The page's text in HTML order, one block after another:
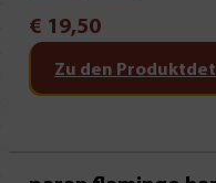
€ 19,50
Zu den